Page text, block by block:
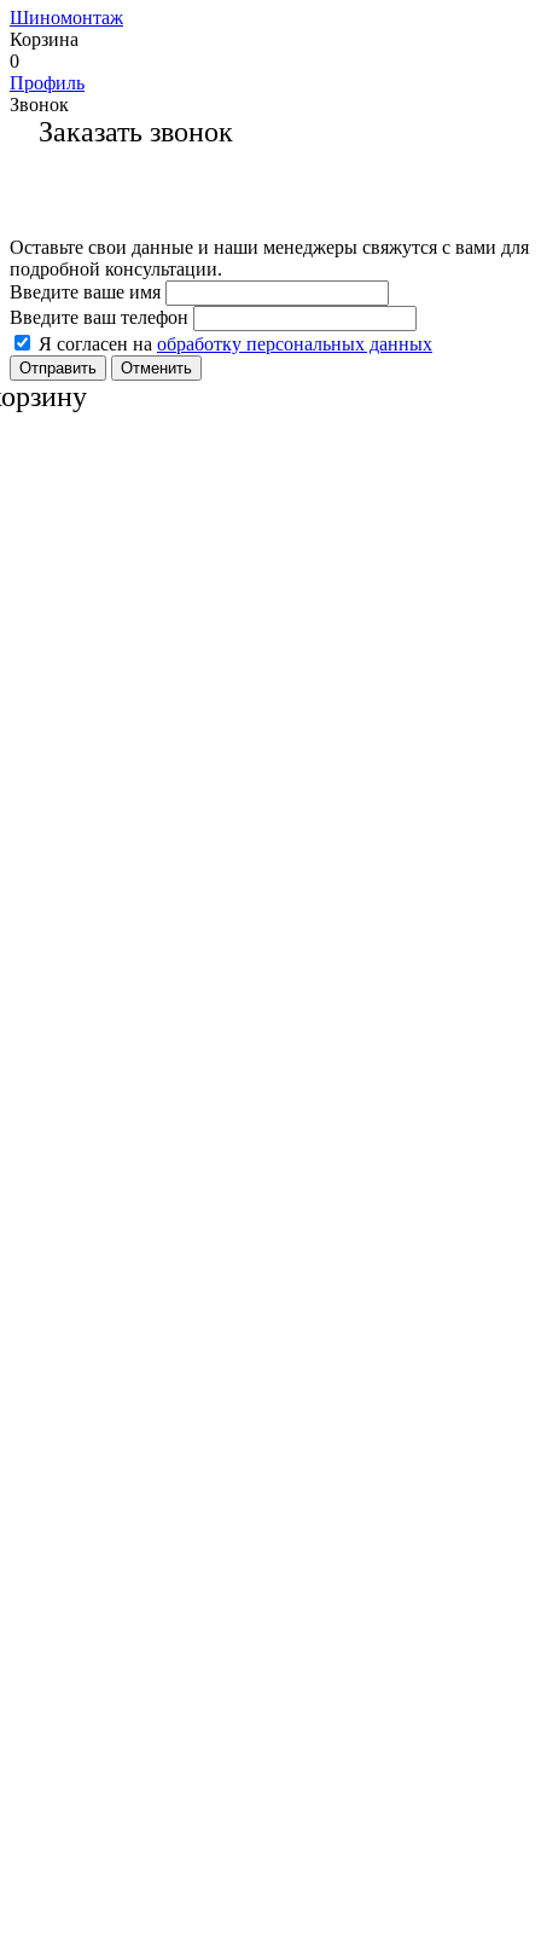
Шиномонтаж
Корзина
0
Профиль
Звонок
Заказать звонок
Оставьте свои данные и наши менеджеры свяжутся с вами для
подробной консультации.
Введите ваше имя
Введите ваш телефон
Я согласен на обработку персональных данных
Отменить